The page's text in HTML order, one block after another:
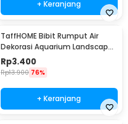
+ Keranjang
TaffHOME Bibit Rumput Air
Dekorasi Aquarium Landscape
Ornament 10g Big Fescue -
H0027
Rp3.400
Rp13.900 76%
+ Keranjang